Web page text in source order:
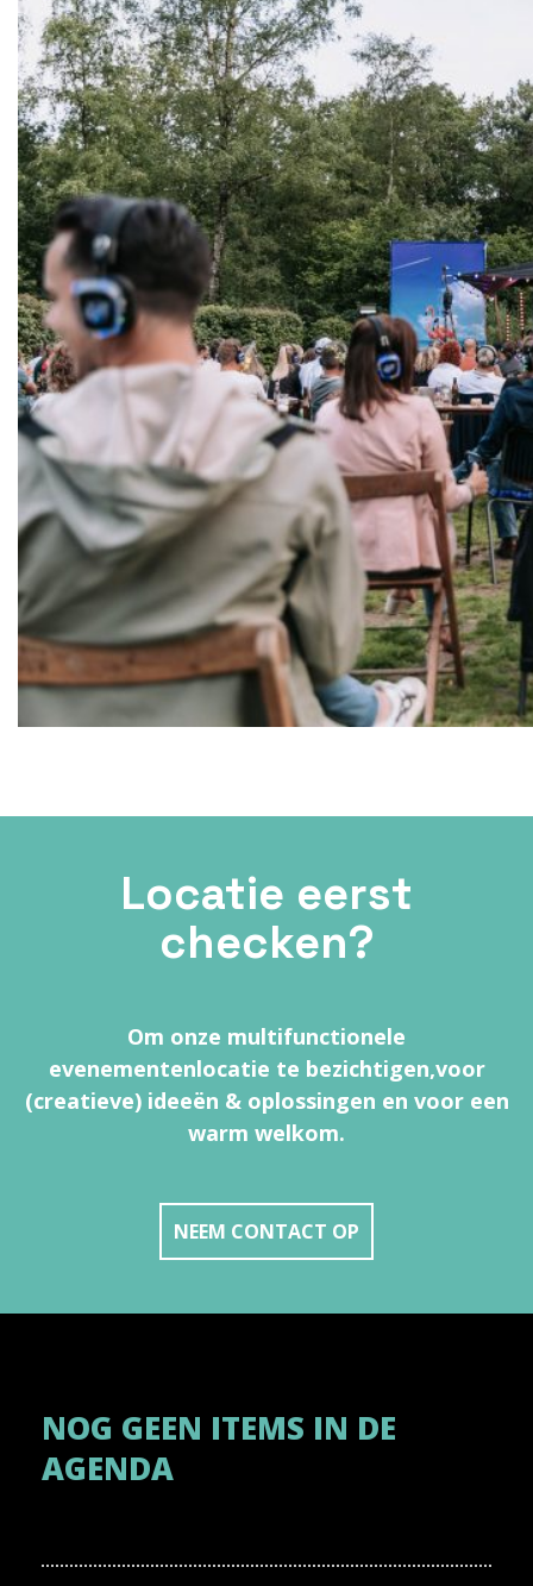
Locatie eerst
checken?
Om onze multifunctionele
evenementenlocatie te bezichtigen,voor
(creatieve) ideeën & oplossingen en voor een
warm welkom.
NEEM CONTACT OP
NOG GEEN ITEMS IN DE
AGENDA